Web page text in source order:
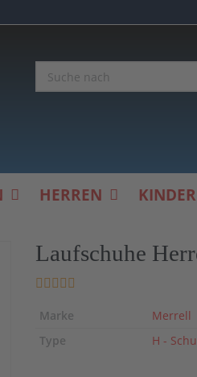
HERREN KINDER
Laufschuhe
Marke
Merrell
Type
H -